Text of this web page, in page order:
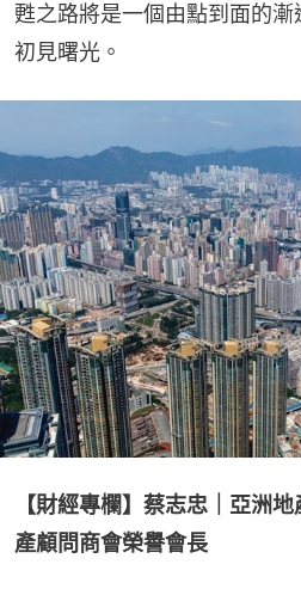
甦之路將是一個由點到面的
初見曙光。
【財經專欄】蔡志忠｜亞洲
產顧問商會榮譽會長